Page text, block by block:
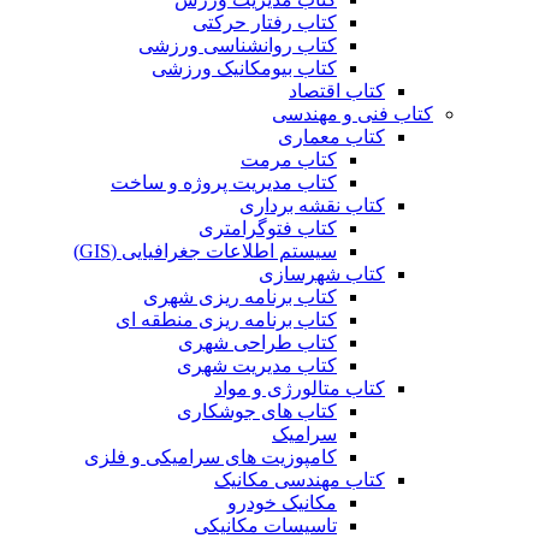
کتاب رفتار حرکتی
کتاب روانشناسی ورزشی
کتاب بیومکانیک ورزشی
کتاب اقتصاد
کتاب فنی و مهندسی
کتاب معماری
کتاب مرمت
کتاب مدیریت پروژه و ساخت
کتاب نقشه برداری
کتاب فتوگرامتری
سیستم اطلاعات جغرافیایی (GIS)
کتاب شهرسازی
کتاب برنامه ریزی شهری
کتاب برنامه ریزی منطقه ای
کتاب طراحی شهری
کتاب مدیریت شهری
کتاب متالورژی و مواد
کتاب های جوشکاری
سرامیک
کامپوزیت های سرامیکی و فلزی
کتاب مهندسی مکانیک
مکانیک خودرو
تاسیسات مکانیکی